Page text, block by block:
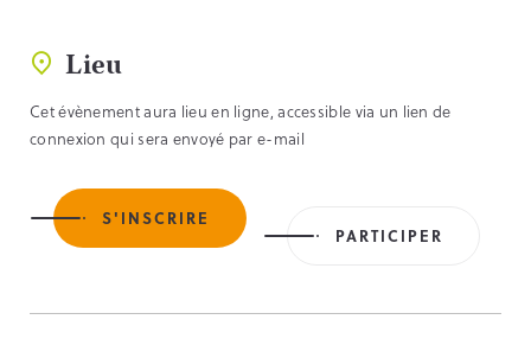
Lieu
Cet évènement aura lieu en ligne, accessible via un lien de
connexion qui sera envoyé par e-mail
S'INSCRIRE
PARTICIPER